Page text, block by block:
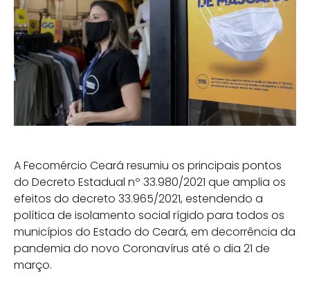
A Fecomércio Ceará resumiu os principais pontos
do Decreto Estadual nº 33.980/2021 que amplia os
efeitos do decreto 33.965/2021, estendendo a
política de isolamento social rígido para todos os
municípios do Estado do Ceará, em decorrência da
pandemia do novo Coronavírus até o dia 21 de
março.